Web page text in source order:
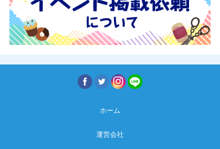
ホーム
運営会社